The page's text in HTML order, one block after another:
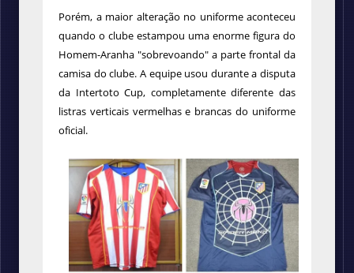
Porém, a maior alteração no uniforme aconteceu
quando o clube estampou uma enorme figura do
Homem-Aranha "sobrevoando" a parte frontal da
camisa do clube. A equipe usou durante a disputa
da Intertoto Cup, completamente diferente das
listras verticais vermelhas e brancas do uniforme
oficial.